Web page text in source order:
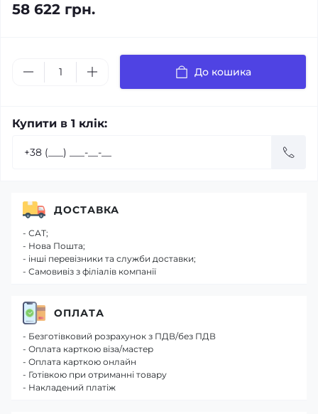
58 622 грн.
До кошика
Купити в 1 клік:
ДОСТАВКА
- САТ;
- Нова Пошта;
- інші перевізники та служби доставки;
- Самовивіз з філіалів компанії
ОПЛАТА
- Безготівковий розрахунок з ПДВ/без ПДВ
- Оплата карткою віза/мастер
- Оплата карткою онлайн
- Готівкою при отриманні товару
- Накладений платіж